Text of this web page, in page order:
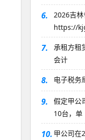
6.
2026吉林
https://
7.
承租方租
会计
8. 电子税务
9.
假定甲公
10台，单
10. 甲公司在